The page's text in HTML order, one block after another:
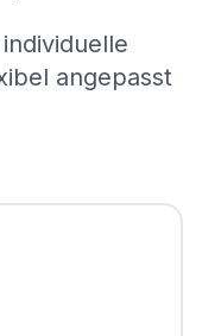
angepasst